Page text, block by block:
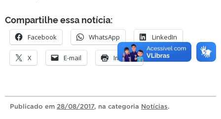
Compartilhe essa notícia:
Facebook WhatsApp LinkedIn
X E-mail Imprimir
Publicado em 28/08/2017, na categoria Notícias.